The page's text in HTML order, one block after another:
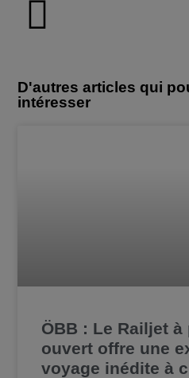
D'autres articles qui
intéresser
ÖBB : Le Railjet
ouvert offre une
voyage inédite à